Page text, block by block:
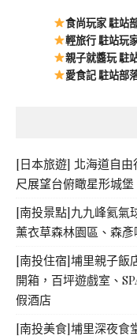
食尚玩家 駐站
輕旅行 駐站玩
親子就醬玩 駐
愛食記 駐站部
[日本旅遊] 北海道自
尺展望台俯瞰星形城
[南投景點]九九峰氦氣
薰衣草森林園區、森
[南投住宿]埔里親子飯
開箱，百坪遊戲室、
假酒店
[南投美食]埔里深夜食